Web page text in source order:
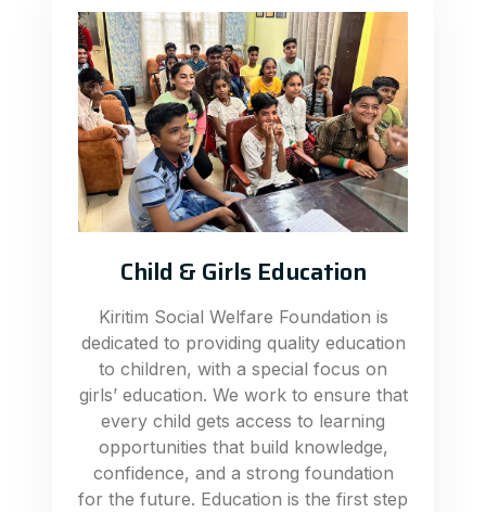
Child & Girls Education
Kiritim Social Welfare Foundation is
dedicated to providing quality education
to children, with a special focus on
girls’ education. We work to ensure that
every child gets access to learning
opportunities that build knowledge,
confidence, and a strong foundation
for the future. Education is the first step